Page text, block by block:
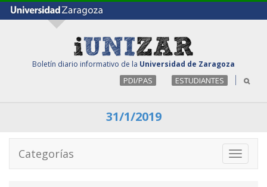
Boletín diario informativo de la Universidad de Zaragoza
PDI/PAS ESTUDIANTES
31/1/2019
Toggle
Categorías